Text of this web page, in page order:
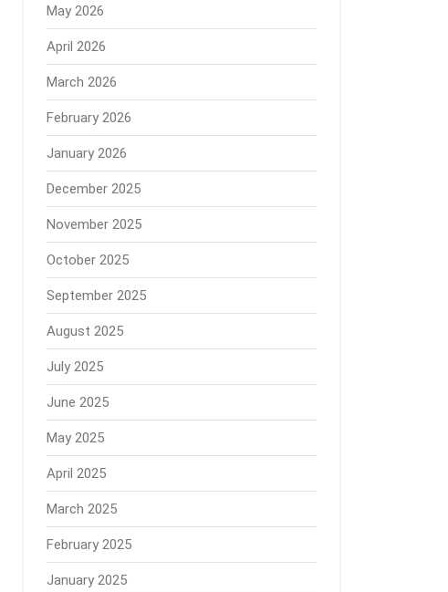
May 2026
April 2026
March 2026
February 2026
January 2026
December 2025
November 2025
October 2025
September 2025
August 2025
July 2025
June 2025
May 2025
April 2025
March 2025
February 2025
January 2025